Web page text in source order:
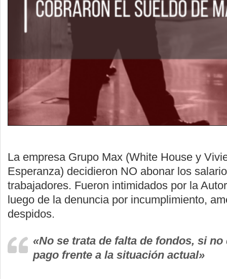
La empresa Grupo Max (White House y
Esperanza) decidieron NO abonar los
trabajadores. Fueron intimidados por la
luego de la denuncia por incumplimiento,
despidos.
«No se trata de falta de fondos, si
pago frente a la situación actual»